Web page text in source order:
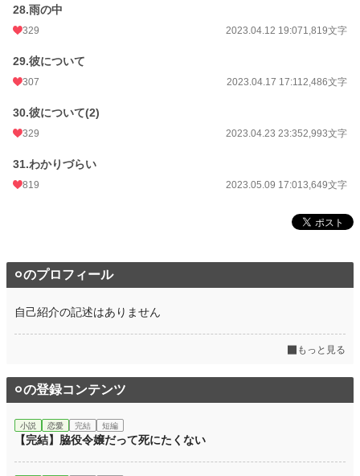
28.雨の中
329 2023.04.12 19:071,819文字
29.彼について
307 2023.04.17 17:112,486文字
30.彼について(2)
329 2023.04.23 23:352,993文字
31.わかりづらい
819 2023.05.09 17:013,649文字
⚪︎のプロフィール
自己紹介の記述はありません
もっと見る
⚪︎の登録コンテンツ
小説 恋愛 完結 短編
【完結】脇役令嬢だって死にたくない